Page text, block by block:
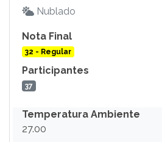
Nublado
Nota Final
32 - Regular
Participantes
37
Temperatura Ambiente
27.00